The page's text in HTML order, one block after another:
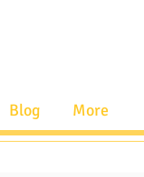
Blog More